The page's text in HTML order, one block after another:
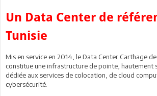
Un Data Center de
Tunisie
Mis en service en 2014, le Data Center Carthage de
constitue une infrastructure de pointe, hautement
dédiée aux services de colocation, de cloud
cybersécurité.